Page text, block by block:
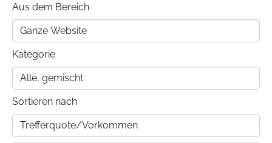
Aus dem Bereich
Kategorie
Sortieren nach